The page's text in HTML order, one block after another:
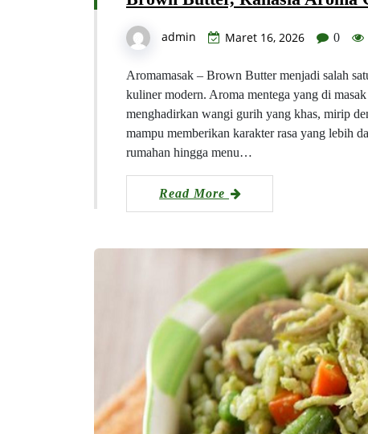
admin Maret 16, 2026 0
Aromamasak – Brown Butter menjadi salah
kuliner modern. Aroma mentega yang di
menghadirkan wangi gurih yang khas, mirip
mampu memberikan karakter rasa yang lebih
rumahan hingga menu…
Read More